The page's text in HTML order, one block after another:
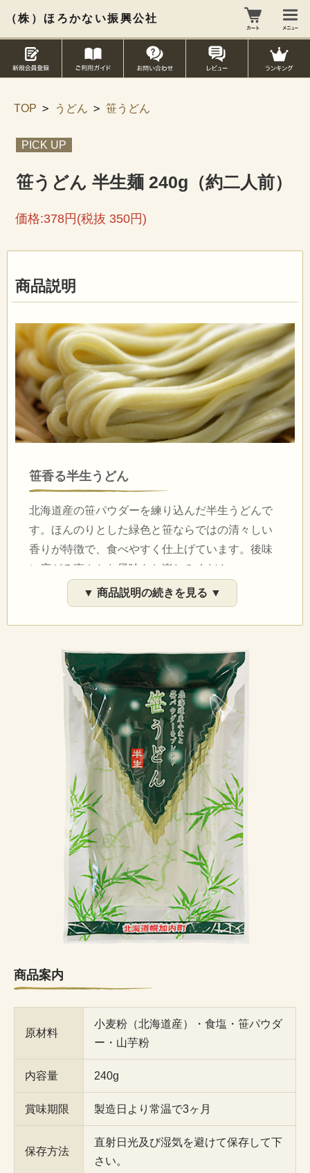
（株）ほろかない振興公社
TOP > うどん > 笹うどん
PICK UP
笹うどん 半生麺 240g（約二人前）
価格:378円(税抜 350円)
商品説明
笹香る半生うどん
北海道産の笹パウダーを練り込んだ半生うどんで
す。ほんのりとした緑色と笹ならではの清々しい
香りが特徴で、食べやすく仕上げています。後味
に広がる爽やかな風味をお楽しみください。
った麺は、まず何もつけずにそのままお試
しください。 コシのある食感と、つるりと
したのど越しが際立つ美味しさです。
茹で上がったら冷水でしっかりと洗い、ぬめりを
取り除いてください。きゅっと引き締まった麺
は、まず何もつけずにそのままお召し上がりいた
だくのがおすすめです。コシのある食感と、つる
りとしたのど越しをお楽しみいただけます。
半生麺ならではの風味と食感を保ちながら、製造
日より常温で3ヵ月保存が可能です。ご家庭用とし
てはもちろん、贈り物にもご利用いただけます。
笹の香りが引き立つ、ひと味違ったうどんをぜひ
ご賞味ください。
▼ 商品説明の続きを見る ▼
商品案内
原材料
小麦粉（北海道産）・食塩・笹パウダ
ー・山芋粉
内容量 240g
賞味期限 製造日より常温で3ヶ月
保存方法
直射日光及び湿気を避けて保存して下
さい。